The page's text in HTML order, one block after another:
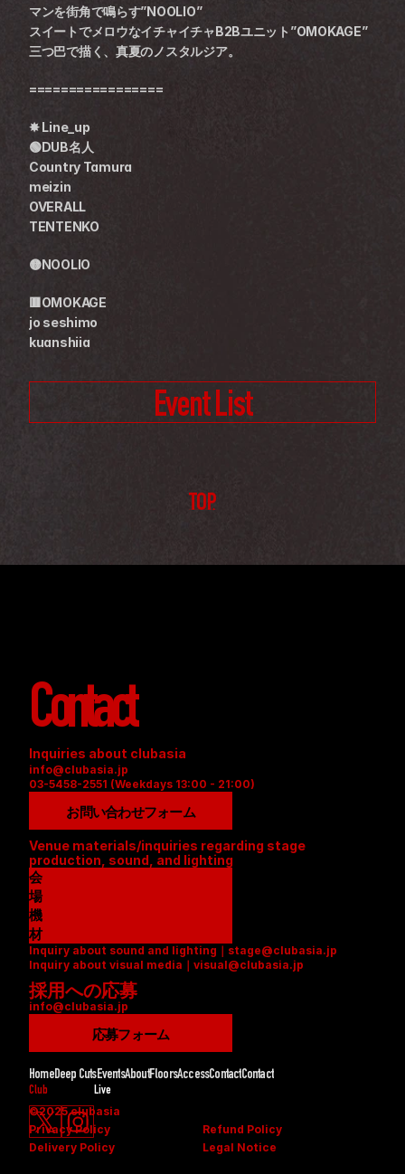
マンを街角で鳴らす”NOOLIO”
スイートでメロウなイチャイチャB2Bユニット”OMOKAGE”
三つ巴で描く、真夏のノスタルジア。
=================
✸ Line_up
🟢DUB名人
Country Tamura
meizin
OVERALL
TENTENKO
🟡NOOLIO
🟥OMOKAGE
jo seshimo
kuanshiia
Event List
TOP
Contact
Inquiries about clubasia
info@clubasia.jp
03-5458-2551 (Weekdays 13:00 - 21:00)
お問い合わせフォーム
Venue materials/inquiries regarding stage
production, sound, and lighting
会
場
資
料
(
P
D
F
機
材
リ
ス
ト
(
D
F
)
Inquiry about sound and lighting｜stage@clubasia.jp
Inquiry about visual media｜visual@clubasia.jp
採用への応募
info@clubasia.jp
応募フォーム
HomeDeep CutsEventsAboutFloorsAccessContactContact
Club Live
©2025 clubasia
Privacy Policy
Refund Policy
Delivery Policy
Legal Notice